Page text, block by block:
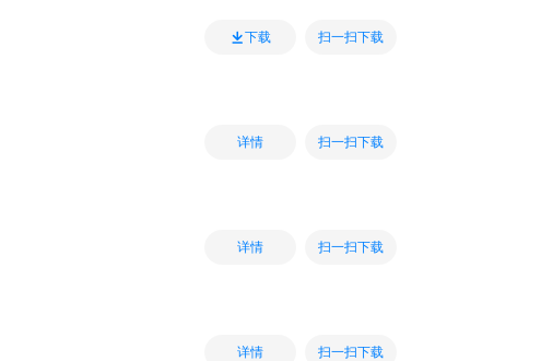
下载 扫一扫下载
详情 扫一扫下载
详情 扫一扫下载
详情 扫一扫下载